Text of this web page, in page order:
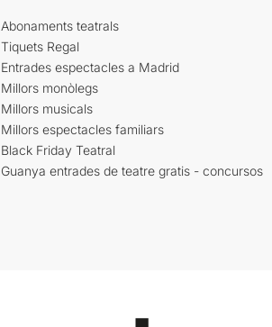
Abonaments teatrals
Tiquets Regal
Entrades espectacles a Madrid
Millors monòlegs
Millors musicals
Millors espectacles familiars
Black Friday Teatral
Guanya entrades de teatre gratis - concursos